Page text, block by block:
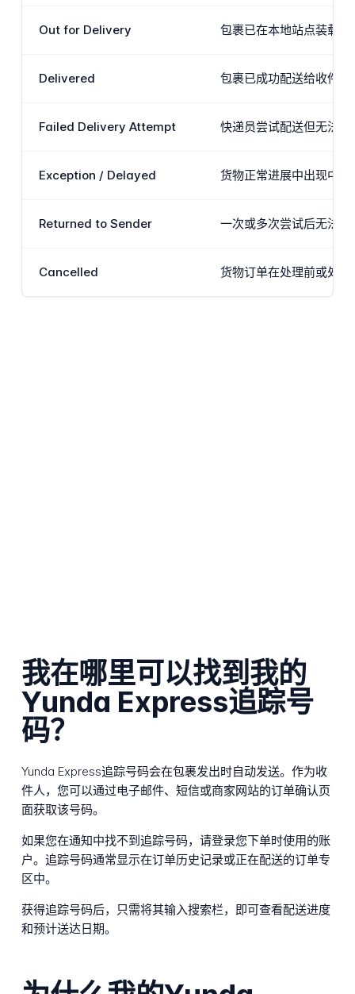
Out for Delivery 包裹已在本地站点装载
Delivered 包裹已成功配送给收件
Failed Delivery Attempt 快递员尝试配送但无法
Exception / Delayed 货物正常进展中出现中
Returned to Sender 一次或多次尝试后无法
Cancelled 货物订单在处理前或处
我在哪里可以找到我的
Yunda Express追踪号
码？
Yunda Express追踪号码会在包裹发出时自动发送。作为收
件人，您可以通过电子邮件、短信或商家网站的订单确认页
面获取该号码。
如果您在通知中找不到追踪号码，请登录您下单时使用的账
户。追踪号码通常显示在订单历史记录或正在配送的订单专
区中。
获得追踪号码后，只需将其输入搜索栏，即可查看配送进度
和预计送达日期。